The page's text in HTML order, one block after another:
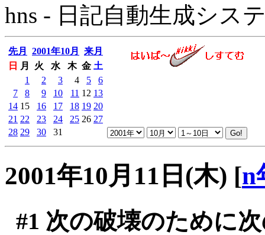
hns - 日記自動生成シス
先月 2001年10月
来月
日
月 火 水 木 金 土
1
2 3 4 5
6
7
8 9 10 11 12 13
14 15 16 17 18 19 20
21 22 23 24 25 26 27
28 29 30 31
2001年10月11日(木) [n
#1 次の破壊のために